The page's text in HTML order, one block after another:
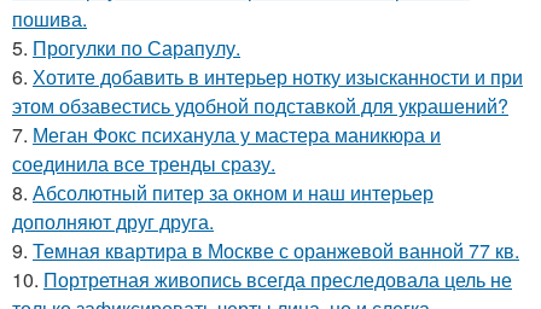
пошива.
5. Прогулки по Сарапулу.
6. Хотите добавить в интерьер нотку изысканности и при
этом обзавестись удобной подставкой для украшений?
7. Меган Фокс психанула у мастера маникюра и
соединила все тренды сразу.
8. Абсолютный питер за окном и наш интерьер
дополняют друг друга.
9. Темная квартира в Москве с оранжевой ванной 77 кв.
10. Портретная живопись всегда преследовала цель не